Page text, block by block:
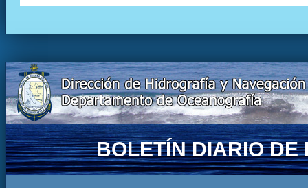
BOLETÍN DIARIO DE